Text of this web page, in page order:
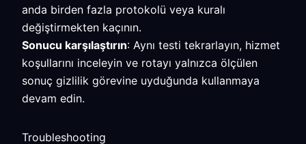
anda birden fazla protokolü veya kuralı
değiştirmekten kaçının.
Sonucu karşılaştırın: Aynı testi tekrarlayın, hizmet
koşullarını inceleyin ve rotayı yalnızca ölçülen
sonuç gizlilik görevine uyduğunda kullanmaya
devam edin.
Troubleshooting